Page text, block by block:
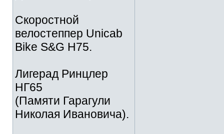
Скоростной
велостеппер Unicab
Bike S&G Н75.
Лигерад Ринцлер
НГ65
(Памяти Гарагули
Николая Ивановича).